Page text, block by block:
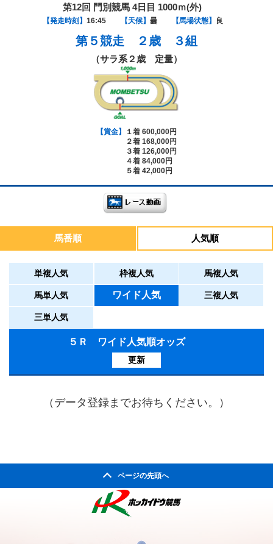
第12回 門別競馬 4日目 1000ｍ(外)
【発走時刻】 16:45 【天候】 曇 【馬場状態】 良
第５競走 ２歳 ３組
（サラ系２歳 定量）
【賞金】
１着 600,000円
２着 168,000円
３着 126,000円
４着 84,000円
５着 42,000円
馬番順 人気順
単複人気 枠複人気 馬複人気
馬単人気 ワイド人気 三複人気
三単人気
５Ｒ ワイド人気順オッズ
更新
（データ登録までお待ちください。）
ページの先頭へ